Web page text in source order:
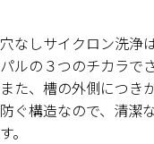
穴なしサイクロン洗浄
パルの３つのチカラで
また、槽の外側につき
防ぐ構造なので、清潔
す。